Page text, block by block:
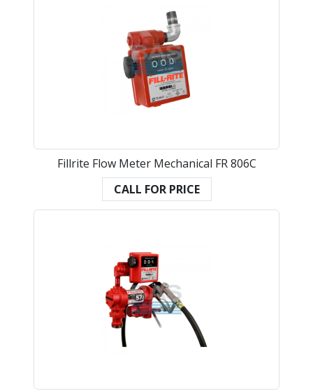
Fillrite Flow Meter Mechanical FR 806C
CALL FOR PRICE